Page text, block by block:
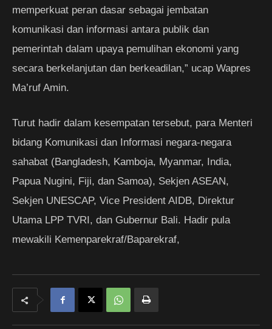
memperkuat peran dasar sebagai jembatan
komunikasi dan informasi antara publik dan
pemerintah dalam upaya pemulihan ekonomi yang
secara berkelanjutan dan berkeadilan,” ucap Wapres
Ma’ruf Amin.
Turut hadir dalam kesempatan tersebut, para Menteri
bidang Komunikasi dan Informasi negara-negara
sahabat (Bangladesh, Kamboja, Myanmar, India,
Papua Nugini, Fiji, dan Samoa), Sekjen ASEAN,
Sekjen UNESCAP, Vice President AIDB, Direktur
Utama LPP TVRI, dan Gubernur Bali. Hadir pula
mewakili Kemenparekraf/Baparekraf,